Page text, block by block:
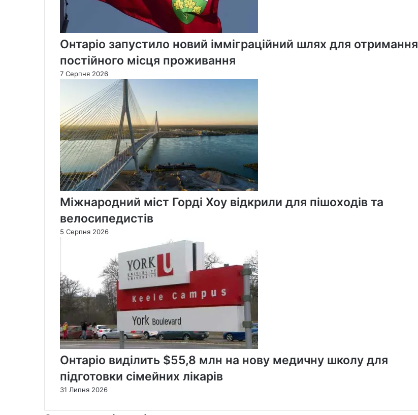
Онтаріо запустило новий імміграційний шлях для отримання
постійного місця проживання
7 Серпня 2026
Міжнародний міст Горді Хоу відкрили для пішоходів та
велосипедистів
5 Серпня 2026
Онтаріо виділить $55,8 млн на нову медичну школу для
підготовки сімейних лікарів
31 Липня 2026